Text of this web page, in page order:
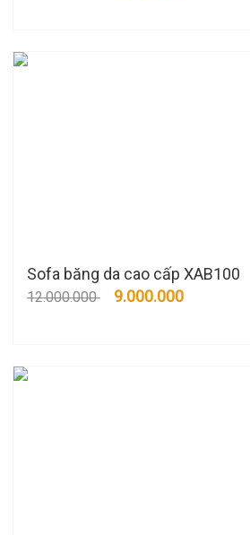
Sofa băng da cao cấp XAB100
12.000.000 9.000.000